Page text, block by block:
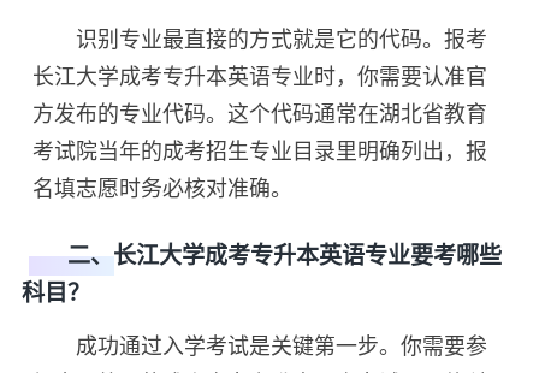
识别专业最直接的方式就是它的代码。报考
长江大学成考专升本英语专业时，你需要认准官
方发布的专业代码。这个代码通常在湖北省教育
考试院当年的成考招生专业目录里明确列出，报
名填志愿时务必核对准确。
二、长江大学成考专升本英语专业要考哪些
科目？
成功通过入学考试是关键第一步。你需要参